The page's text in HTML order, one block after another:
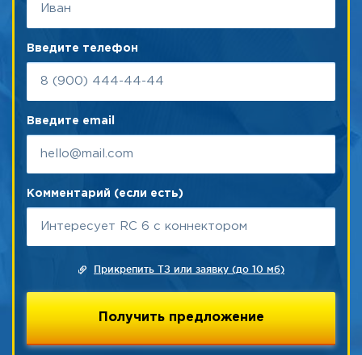
Введите телефон
Введите email
Комментарий (если есть)
Прикрепить ТЗ или заявку (до 10 мб)